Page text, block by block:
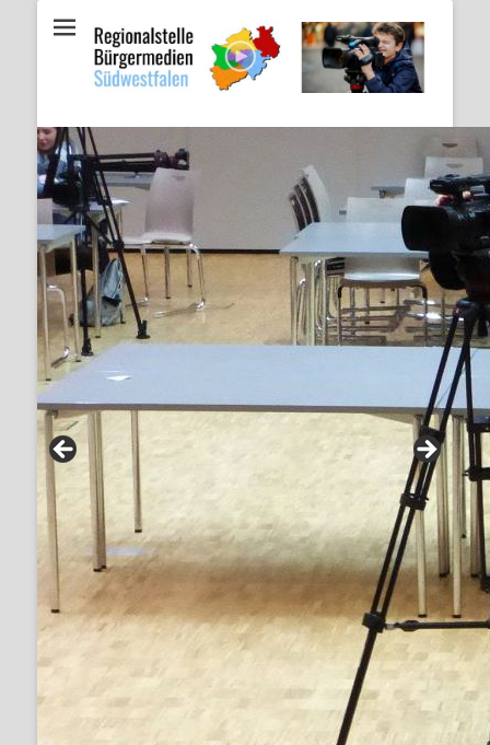
Regionalstelle
Bürgermedien
Südwestfalen